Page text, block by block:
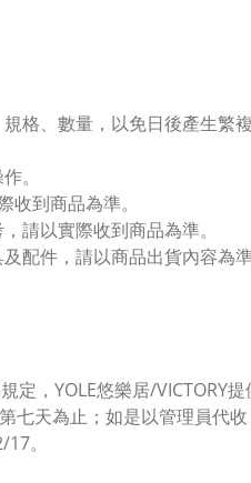
格、數量，以免日後產生繁複
。
到商品為準。
請以實際收到商品為準。
配件，請以商品出貨內容為準
定，YOLE悠樂居/VICTORY
七天為止；如是以管理員代
。